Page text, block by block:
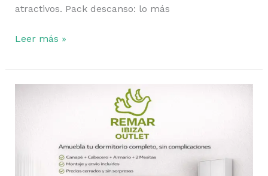
atractivos. Pack descanso: lo más
Leer más »